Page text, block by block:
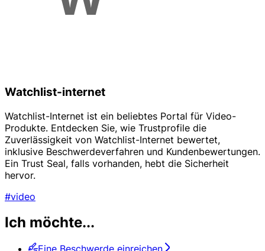
Watchlist-internet
Watchlist-Internet ist ein beliebtes Portal für Video-
Produkte. Entdecken Sie, wie Trustprofile die
Zuverlässigkeit von Watchlist-Internet bewertet,
inklusive Beschwerdeverfahren und Kundenbewertungen.
Ein Trust Seal, falls vorhanden, hebt die Sicherheit
hervor.
#video
Ich möchte...